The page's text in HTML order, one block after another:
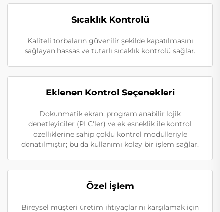
Sıcaklık Kontrolü
Kaliteli torbaların güvenilir şekilde kapatılmasını
sağlayan hassas ve tutarlı sıcaklık kontrolü sağlar.
Eklenen Kontrol Seçenekleri
Dokunmatik ekran, programlanabilir lojik
denetleyiciler (PLC'ler) ve ek esneklik ile kontrol
özelliklerine sahip çoklu kontrol modülleriyle
donatılmıştır; bu da kullanımı kolay bir işlem sağlar.
Özel İşlem
Bireysel müşteri üretim ihtiyaçlarını karşılamak için